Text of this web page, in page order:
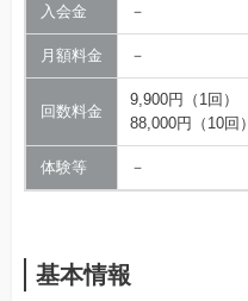
入会金 －
月額料金 －
回数料金
9,900円（1回）
88,000円（10回）
体験等 －
基本情報